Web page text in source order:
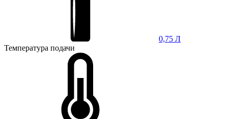
0,75 Л
Температура подачи